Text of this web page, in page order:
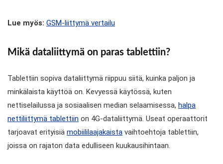
Lue myös: GSM-liittymä vertailu
Mikä dataliittymä on paras tablettiin?
Tablettiin sopiva dataliittymä riippuu siitä, kuinka paljon ja
minkälaista käyttöä on. Kevyessä käytössä, kuten
nettiselailussa ja sosiaalisen median selaamisessa, halpa
nettiliittymä tablettiin on 4G-dataliittymä. Useat operaattorit
tarjoavat erityisiä mobiililaajakaista vaihtoehtoja tablettiin,
joissa on rajaton data edulliseen kuukausihintaan.